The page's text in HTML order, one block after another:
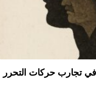
لا يبدع حتى في تجارب